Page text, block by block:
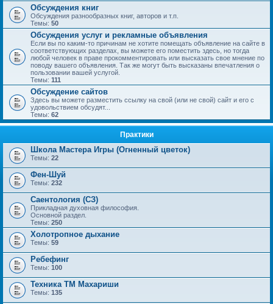
Обсуждения книг
Обсуждения разнообразных книг, авторов и т.п.
Темы: 50
Обсуждения услуг и рекламные объявления
Если вы по каким-то причинам не хотите помещать объявление на сайте в
соответствующих разделах, вы можете его поместить здесь, но тогда
любой человек в праве прокомментировать или высказать свое мнение по
поводу вашего объявления. Так же могут быть высказаны впечатления о
пользовании вашей услугой.
Темы: 111
Обсуждение сайтов
Здесь вы можете разместить ссылку на свой (или не свой) сайт и его с
удовольствием обсудят...
Темы: 62
Практики
Школа Мастера Игры (Огненный цветок)
Темы: 22
Фен-Шуй
Темы: 232
Саентология (СЗ)
Прикладная духовная философия.
Основной раздел.
Темы: 250
Холотропное дыхание
Темы: 59
Ребефинг
Темы: 100
Техника ТМ Махариши
Темы: 135